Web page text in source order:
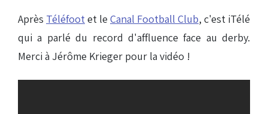
Après Téléfootet le Canal Football Club, c'est iTélé
qui a parlé du record d'affluence face au derby.
Merci à Jérôme Krieger pour la vidéo !